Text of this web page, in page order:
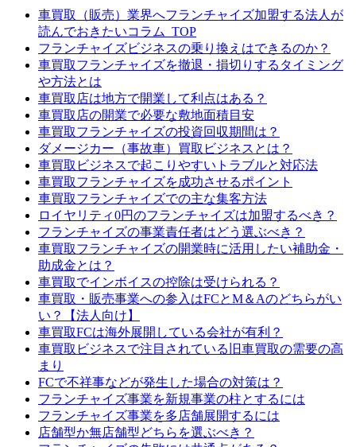
車買取（販売）業界へフランチャイズ加盟する法人が
読んでおきたいコラム_TOP
フランチャイズビジネスの乗り換えはできるのか？
車買取フランチャイズを撤退・損切りするタイミング
や方法とは
車買取店は地方で開業して利点はある？
車買取店の開業で必要な敷地面積目安
車買取フランチャイズの投資回収期間は？
ダメージカー（事故車）買取ビジネスとは？
車買取ビジネスで起こりやすいトラブルと対応法
車買取フランチャイズを成功させるポイント
車買取フランチャイズでの主な集客方法
ロイヤリティ0円のフランチャイズは加盟するべき？
フランチャイズの事業責任者はどう選ぶべき？
車買取フランチャイズの開業時に活用したい補助金・
助成金とは？
車買取でインボイスの控除は受けられる？
車買取・販売事業への参入はFCとM＆Aのどちらがい
い？【法人向け】
車買取FCは海外展開している会社が有利？
車買取ビジネスで注目されている旧車買取の需要の高
まり
FCで不祥事などが発生した場合の対策は？
フランチャイズ事業を新規事業の柱とするには
フランチャイズ事業を多店舗展開するには
店舗型か無店舗型どちらを選ぶべき？